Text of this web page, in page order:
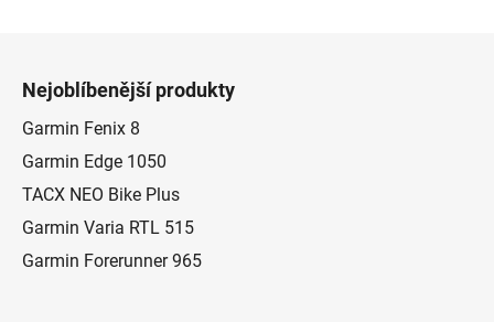
Nejoblíbenější produkty
Garmin Fenix 8
Garmin Edge 1050
TACX NEO Bike Plus
Garmin Varia RTL 515
Garmin Forerunner 965